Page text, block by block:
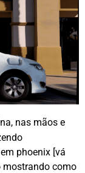
nas mãos e
phoenix [vá
mostrando como